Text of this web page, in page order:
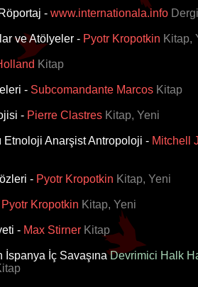
- www.internationala.info Dergi
ve Atölyeler - Pyotr Kropotkin Kitap,
Kitap
- Subcomandante Marcos Kitap
- Pierre Clastres Kitap, Yeni
Etnoloji Anarşist Antropoloji - Mitchell
- Pyotr Kropotkin Kitap, Yeni
Pyotr Kropotkin Kitap, Yeni
- Max Stirner Kitap
İspanya İç Savaşına Devrimici Halk